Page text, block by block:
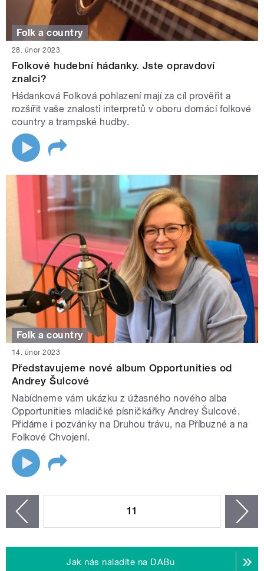
Folk a country
28. únor 2023
Folkové hudební hádanky. Jste opravdoví
znalci?
Hádanková Folková pohlazení mají za cíl prověřit a
rozšířit vaše znalosti interpretů v oboru domácí folkové
country a trampské hudby.
Folk a country
14. únor 2023
Představujeme nové album Opportunities od
Andrey Šulcové
Nabídneme vám ukázku z úžasného nového alba
Opportunities mladičké písničkářky Andrey Šulcové.
Přidáme i pozvánky na Druhou trávu, na Příbuzné a na
Folkové Chvojení.
11
Jak nás naladíte na DABu